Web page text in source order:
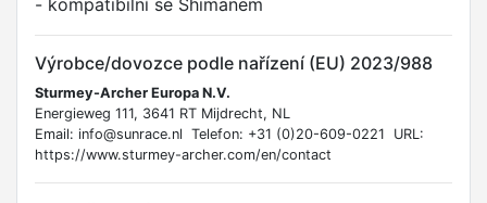
- kompatibilní se Shimanem
Výrobce/dovozce podle nařízení (EU) 2023/988
Sturmey-Archer Europa N.V.
Energieweg 111, 3641 RT Mijdrecht, NL
Email: info@sunrace.nl Telefon: +31 (0)20-609-0221 URL:
https://www.sturmey-archer.com/en/contact